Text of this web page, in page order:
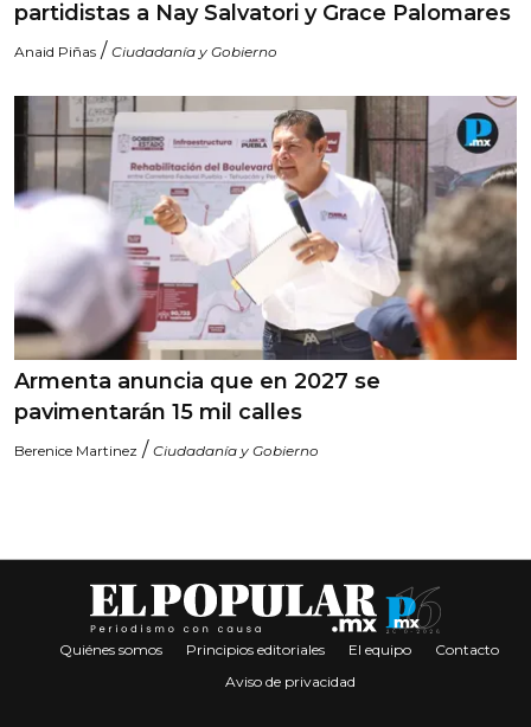
partidistas a Nay Salvatori y Grace Palomares
Anaid Piñas / Ciudadanía y Gobierno
Armenta anuncia que en 2027 se
pavimentarán 15 mil calles
Berenice Martinez / Ciudadanía y Gobierno
Quiénes somos Principios editoriales El equipo
Contacto
Aviso de privacidad